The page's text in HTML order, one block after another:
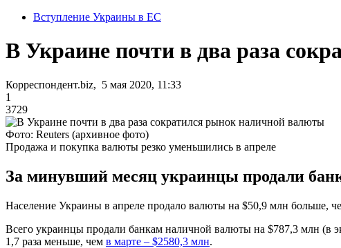
Вступление Украины в ЕС
В Украине почти в два раза
Корреспондент.biz, 5 мая 2020, 11:33
1
3729
Фото: Reuters (архивное фото)
Продажа и покупка валюты резко уменьшились в апреле
За минувший месяц украинцы продали
Население Украины в апреле продало валюты на $50,9 млн больше,
Всего украинцы продали банкам наличной валюты на $787,3 млн (в
1,7 раза меньше, чем в марте – $2580,3 млн.